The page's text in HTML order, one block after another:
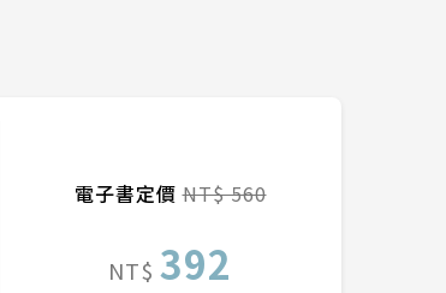
電子書定價NT$ 560
NT$ 392